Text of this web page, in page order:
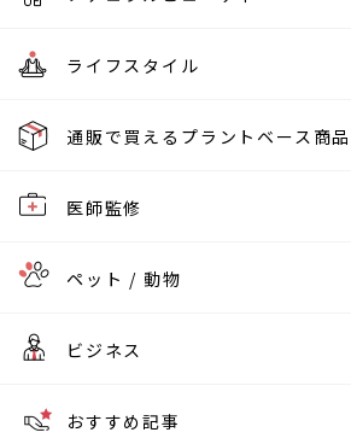
ライフスタイル
通販で買えるプラントベース商品
医師監修
ペット / 動物
ビジネス
おすすめ記事